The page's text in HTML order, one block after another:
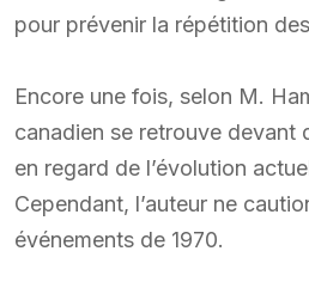
pour prévenir la répétition
Encore une fois, selon M.
canadien se retrouve devant
en regard de l’évolution
Cependant, l’auteur ne
événements de 1970.